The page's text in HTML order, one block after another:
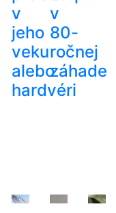
v
jeho
veku
alebo
hardvéri
v
80-
ročnej
záhade